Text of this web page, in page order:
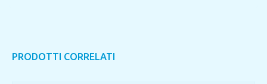
PRODOTTI CORRELATI